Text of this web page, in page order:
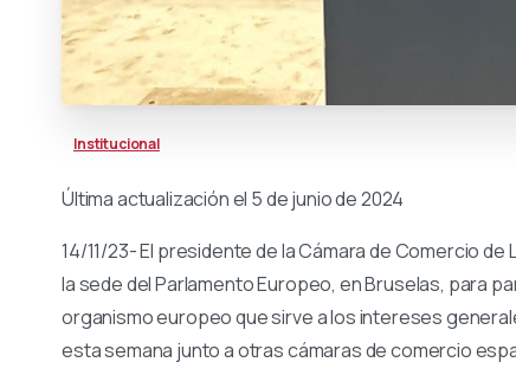
Institucional
Última actualización el 5 de junio de 2024
14/11/23- El presidente de la Cámara de Comercio
la sede del Parlamento Europeo, en Bruselas, para
organismo europeo que sirve a los intereses
esta semana junto a otras cámaras de comercio